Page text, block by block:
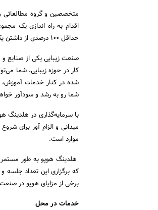
متخصصین و گروه مطالعاتی
اقدام به راه اندازی یک
حداقل 100 درصدی از داشتن یک کسب و کار پایدار بهره مند شوند؟ چرا و چطور؟
صنعت زیبایی یکی از
کار در حوزه زیبایی، شما
شده در کنار خدمات آموزش،
شما رو به رشد و سودآور خواهد بود.
با سرمایه‌گذاری در هلدینگ
میدانی و الزام آور برای
موارد است.
هلدینگ هوپو به طور
که برگزاری این تعداد جلسه
برخی از مزایای هوپو در
خدمات در محل